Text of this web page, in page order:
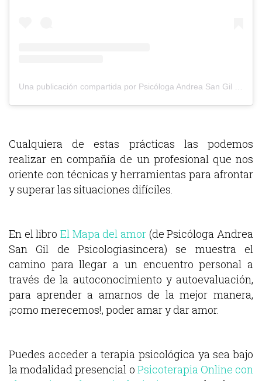
Cualquiera de estas prácticas las podemos
realizar en compañía de un profesional que nos
oriente con técnicas y herramientas para afrontar
y superar las situaciones difíciles.
En el libro El Mapa del amor (de Psicóloga Andrea
San Gil de Psicologiasincera) se muestra el
camino para llegar a un encuentro personal a
través de la autoconocimiento y autoevaluación,
para aprender a amarnos de la mejor manera,
¡como merecemos!, poder amar y dar amor.
Puedes acceder a terapia psicológica ya sea bajo
la modalidad presencial o Psicoterapia Online con